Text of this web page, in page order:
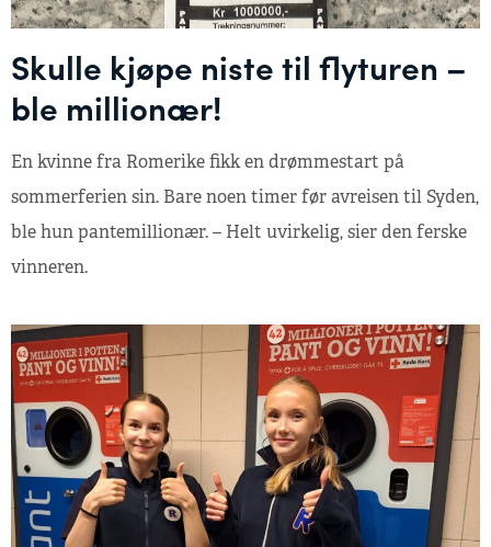
Skulle kjøpe niste til flyturen –
ble millionær!
En kvinne fra Romerike fikk en drømmestart på
sommerferien sin. Bare noen timer før avreisen til Syden,
ble hun pantemillionær. – Helt uvirkelig, sier den ferske
vinneren.